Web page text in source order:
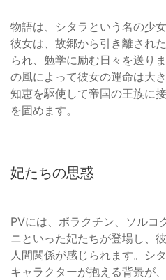
物語は、シタラという名の少
彼女は、故郷から引き離され
られ、勉学に励む日々を送り
の風によって彼女の運命は大
知恵を駆使して帝国の王族に
を固めます。
妃たちの思惑
PVには、ボラクチン、ソルコ
ニといった妃たちが登場し、
人間関係が感じられます。シ
キャラクターが抱える背景が